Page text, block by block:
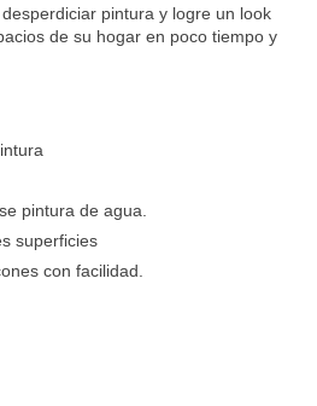
pintura y logre un look
de su hogar en poco tiempo y
pintura de agua.
superficies
con facilidad.